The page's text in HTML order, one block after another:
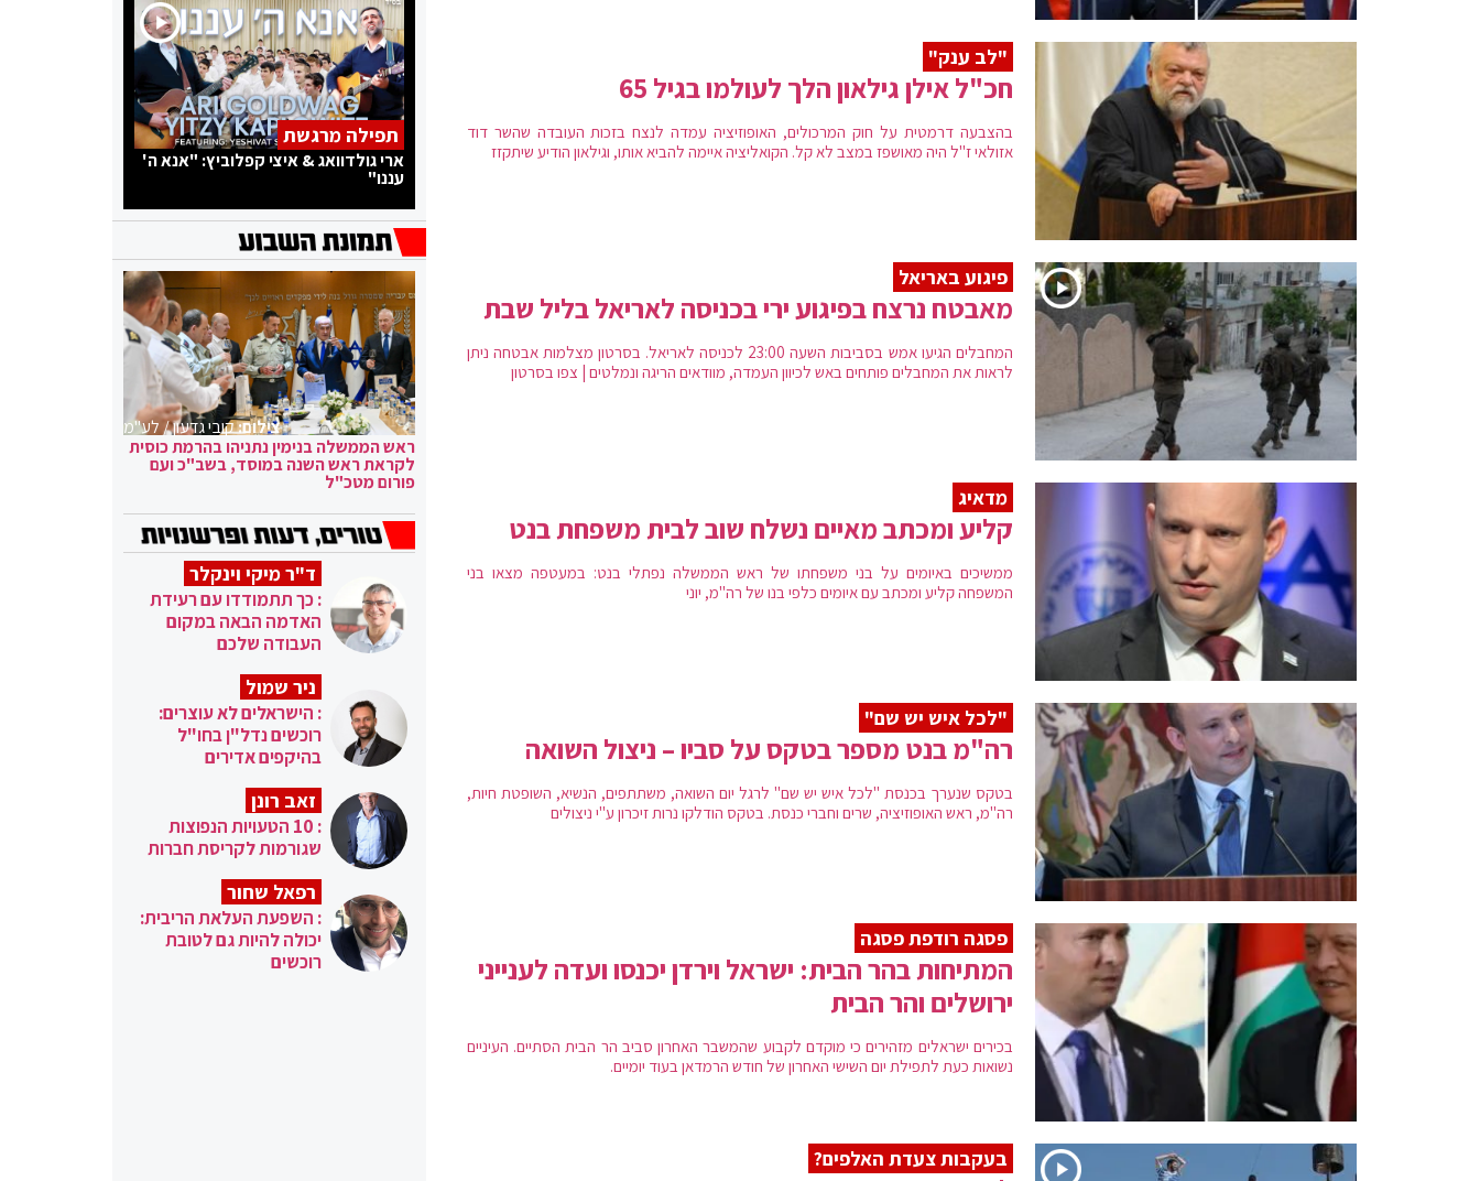
"לב ענק"
חכ"ל אילן גילאון הלך לעולמו בגיל 65
בהצבעה דרמטית על חוק המרכולים, האופוזיציה עמדה לנצח בזכות העובדה שהשר דוד
אזולאי ז"ל היה מאושפז במצב לא קל. הקואליציה איימה להביא אותו, וגילאון הודיע שיתקזז
פיגוע באריאל
מאבטח נרצח בפיגוע ירי בכניסה לאריאל בליל שבת
המחבלים הגיעו אמש בסביבות השעה 23:00 לכניסה לאריאל. בסרטון מצלמות אבטחה ניתן
לראות את המחבלים פותחים באש לכיוון העמדה, מוודאים הריגה ונמלטים | צפו בסרטון
מדאיג
קליע ומכתב מאיים נשלח שוב לבית משפחת בנט
ממשיכים באיומים על בני משפחתו של ראש הממשלה נפתלי בנט: במעטפה מצאו בני
המשפחה קליע ומכתב עם איומים כלפי בנו של רה"מ, יוני
"לכל איש יש שם"
רה"מ בנט מספר בטקס על סביו – ניצול השואה
בטקס שנערך בכנסת "לכל איש יש שם" לרגל יום השואה, משתתפים, הנשיא, השופטת חיות,
רה"מ, ראש האופוזיציה, שרים וחברי כנסת. בטקס הודלקו נרות זיכרון ע"י ניצולים
פסגה רודפת פסגה
המתיחות בהר הבית: ישראל וירדן יכנסו ועדה לענייני
ירושלים והר הבית
בכירים ישראלים מזהירים כי מוקדם לקבוע שהמשבר האחרון סביב הר הבית הסתיים. העיניים
נשואות כעת לתפילת יום השישי האחרון של חודש הרמדאן בעוד יומיים.
בעקבות צעדת האלפים?
תפילה מרגשת
ארי גולדוואג & איצי קפלוביץ: "אנא ה'
עננו"
צילום:קובי גדעון / לע"מ
ראש הממשלה בנימין נתניהו בהרמת כוסית
לקראת ראש השנה במוסד, בשב"כ ועם
פורום מטכ"ל
ד"ר מיקי וינקלר
: כך תתמודדו עם רעידת
האדמה הבאה במקום
העבודה שלכם
ניר שמול
: הישראלים לא עוצרים:
רוכשים נדל"ן בחו"ל
בהיקפים אדירים
זאב רונן
: 10 הטעויות הנפוצות
שגורמות לקריסת חברות
רפאל שחור
: השפעת העלאת הריבית:
יכולה להיות גם לטובת
רוכשים